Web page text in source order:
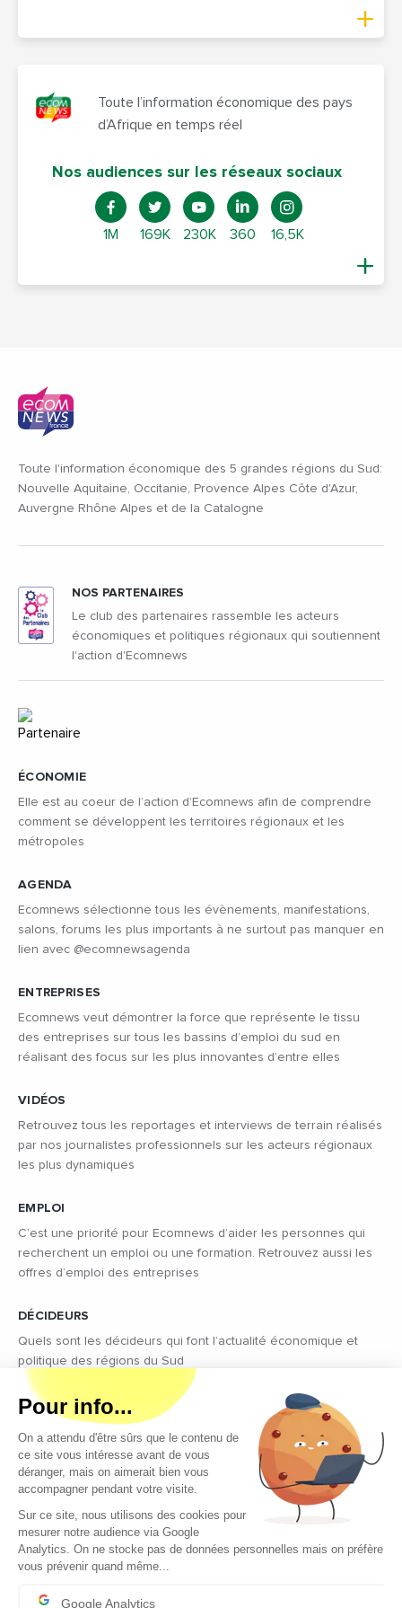
Toute l’information économique des pays
d’Afrique en temps réel
Nos audiences sur les réseaux sociaux
1M 169K 230K 360 16,5K
Toute l'information économique des 5 grandes régions du Sud:
Nouvelle Aquitaine, Occitanie, Provence Alpes Côte d'Azur,
Auvergne Rhône Alpes et de la Catalogne
ÉCONOMIE
Elle est au coeur de l’action d’Ecomnews afin de comprendre
comment se développent les territoires régionaux et les
métropoles
AGENDA
Ecomnews sélectionne tous les évènements, manifestations,
salons, forums les plus importants à ne surtout pas manquer en
lien avec @ecomnewsagenda
ENTREPRISES
Ecomnews veut démontrer la force que représente le tissu
des entreprises sur tous les bassins d’emploi du sud en
réalisant des focus sur les plus innovantes d’entre elles
VIDÉOS
Retrouvez tous les reportages et interviews de terrain réalisés
par nos journalistes professionnels sur les acteurs régionaux
les plus dynamiques
EMPLOI
C’est une priorité pour Ecomnews d’aider les personnes qui
recherchent un emploi ou une formation. Retrouvez aussi les
offres d’emploi des entreprises
DÉCIDEURS
Quels sont les décideurs qui font l’actualité économique et
politique des régions du Sud
NOS PARTENAIRES
Le club des partenaires rassemble les acteurs
économiques et politiques régionaux qui soutiennent
l'action d'Ecomnews
Copyright © 2026 - Tous droits réservés
Qui sommes-nous ?
Contact